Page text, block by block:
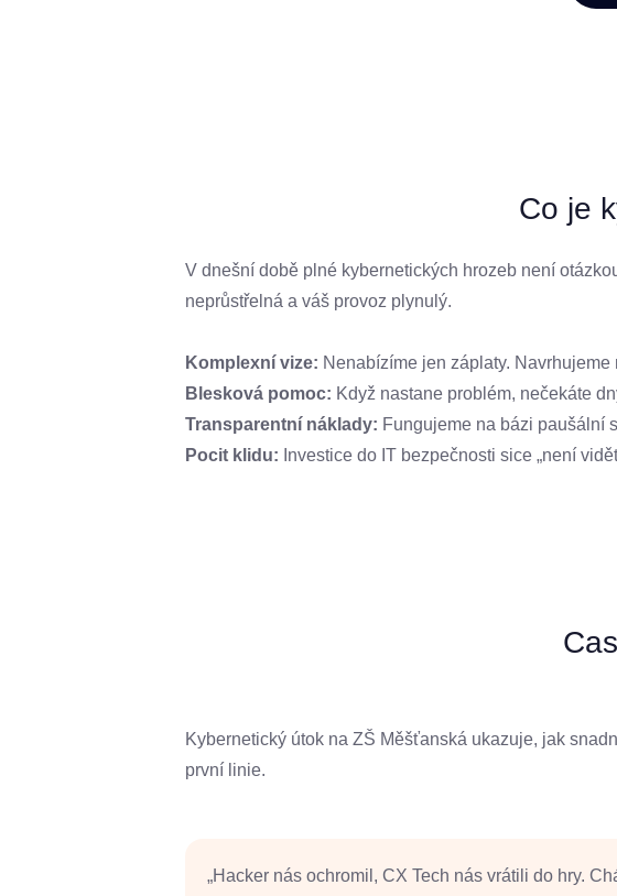
Co je
V dnešní době plné kybernetických hrozeb není
neprůstřelná a váš provoz plynulý.
Komplexní vize: Nenabízíme jen záplaty.
Blesková pomoc: Když nastane problém, nečekáte
Transparentní náklady: Fungujeme na bázi paušální
Pocit klidu: Investice do IT bezpečnosti sice „není
Kybernetický útok na ZŠ Měšťanská ukazuje, jak
první linie.
„Hacker nás ochromil, CX Tech nás vrátili do hry.